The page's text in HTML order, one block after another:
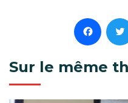
Facebook
Sur le même